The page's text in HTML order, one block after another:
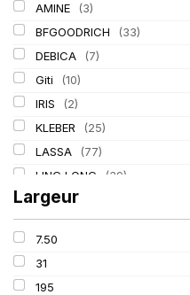
AMINE
(3)
BFGOODRICH
(33)
DEBICA
(7)
Giti
(10)
IRIS
(2)
KLEBER
(25)
LASSA
(77)
LING LONG
(39)
MICHELIN
PIRELLI (110)
TIGAR
Largeur
7.50
31
195